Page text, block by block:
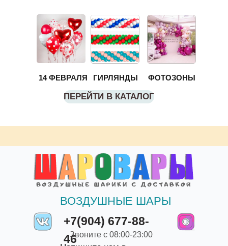
ГИРЛЯНДЫ
ПЕРЕЙТИ В КАТАЛОГ
ФОТОЗОНЫ
14 ФЕВРАЛЯ
+7(904) 677-88-
46
ВОЗДУШНЫЕ ШАРЫ
Звоните с 08:00-23:00